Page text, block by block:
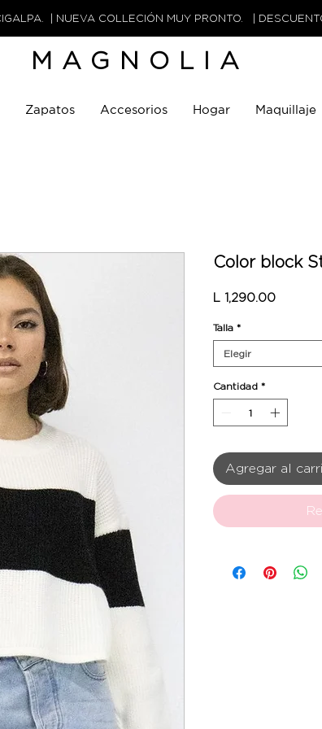
| NUEVA COLLECIÓN MUY PRONTO. |
MAGNOLIA
Zapatos Accesorios Hogar Maquillaje
Color block
L 1,290.00Precio
Talla *
Elegir
Cantidad *
Agregar al